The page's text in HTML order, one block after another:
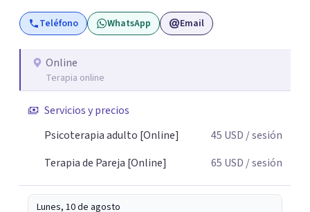
Breve, donde el modo en que te vinculas ocupa un lugar
central: cómo te relacionas contigo, con las demás
psicoterapia, cuento con especialización en sexoterapia,
por lo que también acompaño temas de salud sexual,
dificultades en el deseo, intimidad, orientación o
identidad. Busco que el espacio terapéutico sea un lugar
respeto y libertad. Trabajo con objetivos claros y
realistas, sin fórmulas rígidas: combinamos profundidad
emocional con una mirada práctica sobre tu vida diaria.
Teléfono WhatsApp Email
Online
Terapia online
Servicios y precios
Psicoterapia adulto [Online]
45 USD / sesión
Terapia de Pareja [Online]
65 USD / sesión
Lunes, 10 de agosto